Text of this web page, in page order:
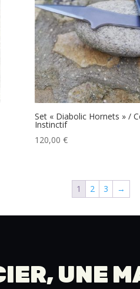
120,00
Set « Diabolic Hornets » /
Instinctif
120,00 €
1 2 3 →
UNE